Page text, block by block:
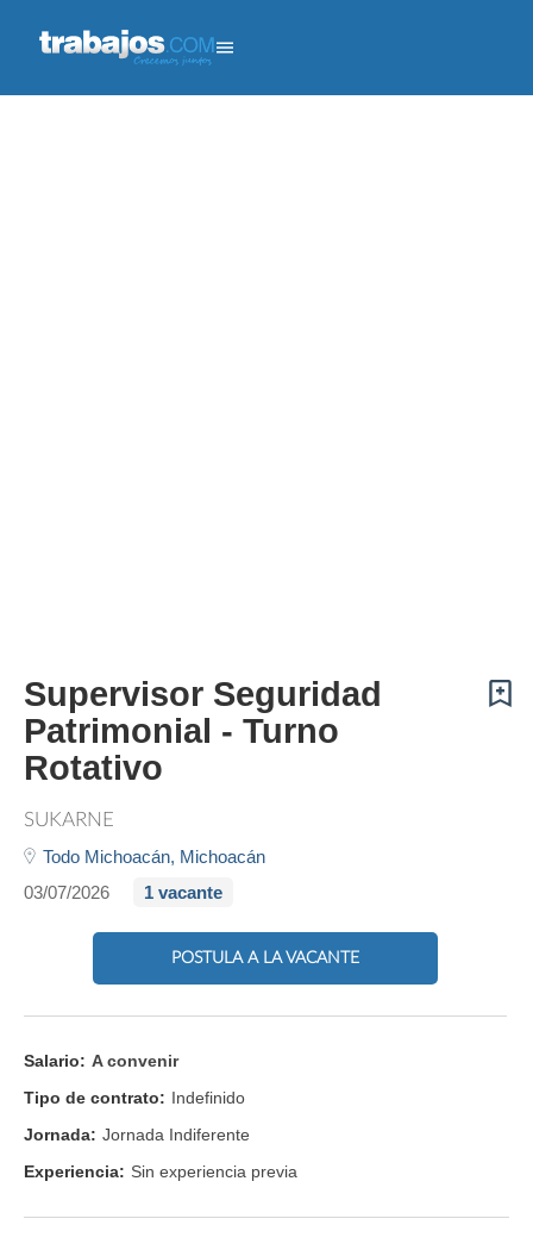
Supervisor Seguridad
Patrimonial - Turno
Rotativo
SUKARNE
Todo Michoacán, Michoacán
03/07/2026
1 vacante
POSTULA A LA VACANTE
Salario: A convenir
Tipo de contrato: Indefinido
Jornada: Jornada Indiferente
Experiencia: Sin experiencia previa